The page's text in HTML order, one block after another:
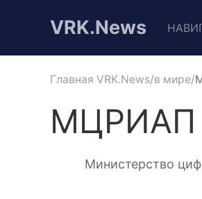
VRK.News
Главная VRK.News в мире
МЦРИАП
Министерство